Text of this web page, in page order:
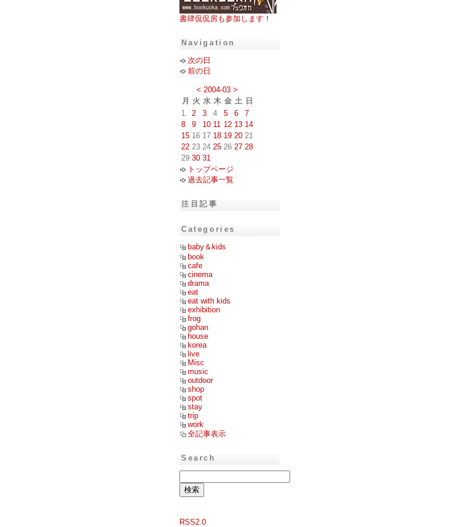
書肆侃侃房も参加します！
Navigation
次の日
前の日
< 2004-03 >
月
火 水 木 金 土 日
1
2 3 4 5 6
7
8
9 10 11 12 13 14
15 16 17 18 19 20 21
22 23 24 25 26 27 28
29 30 31
トップページ
過去記事一覧
注目記事
Categories
baby＆kids
book
cafe
cinema
drama
eat
eat with kids
exhibition
frog
gohan
house
korea
live
Misc
music
outdoor
shop
spot
stay
trip
work
全記事表示
Search
RSS2.0